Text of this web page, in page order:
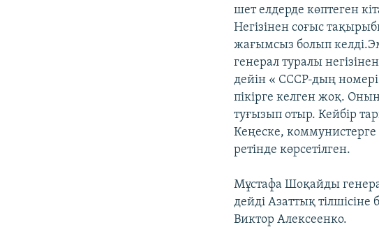
шет елдерде көптеген
Негізінен соғыс
жағымсыз болып
генерал туралы
дейін « СССР-дың
пікірге келген жоқ.
туғызып отыр. Кейбір
Кеңеске,
ретінде көрсетілген.
Мұстафа Шоқайды
дейді Азаттық
Виктор Алексеенко.